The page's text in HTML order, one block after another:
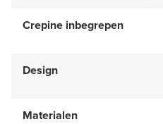
Crepine inbegrepen
Design
Materialen